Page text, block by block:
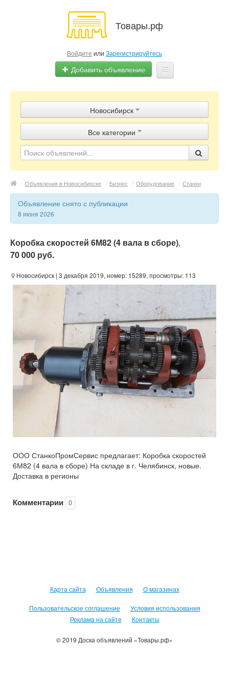
Товары.рф
Войдите или Зарегистрируйтесь
Добавить объявление
Объявления
Магазины
Контакты
Новосибирск
Все категории
/ Объявления в Новосибирске / Бизнес / Оборудование / Станки
Объявление снято с публикации
8 июня 2026
Коробка скоростей 6М82 (4 вала в сборе),
70 000 руб.
Новосибирск | 3 декабря 2019, номер: 15289, просмотры: 113
ООО СтанкоПромСервис предлагает: Коробка скоростей
6М82 (4 вала в сборе) На складе в г. Челябинск, новые.
Доставка в регионы
Комментарии 0
Карта сайта Объявления О магазинах
Пользовательское соглашение
Условия использования
Реклама на сайте
Контакты
© 2019 Доска объявлений «Товары.рф»